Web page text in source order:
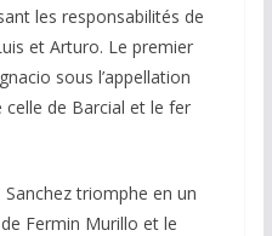
les responsabilités de
et Arturo. Le premier
sous l’appellation
de Barcial et le fer
triomphe en un
Fermin Murillo et le